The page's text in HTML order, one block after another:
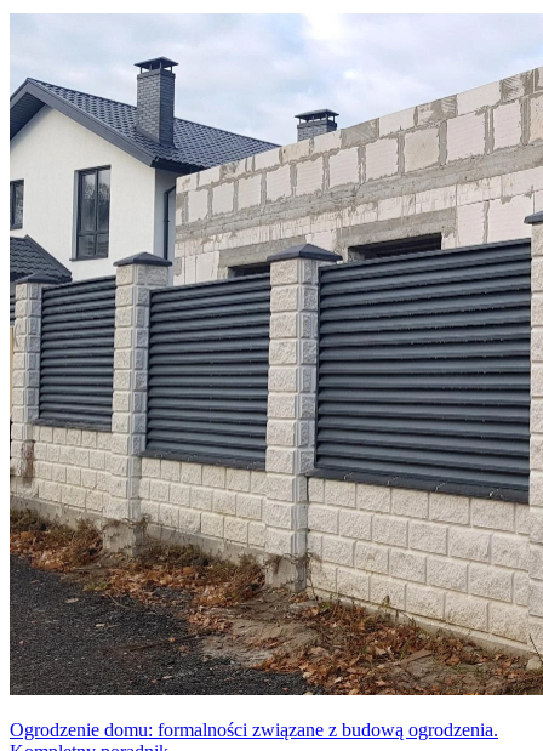
Ogrodzenie domu: formalności związane z budową ogrodzenia.